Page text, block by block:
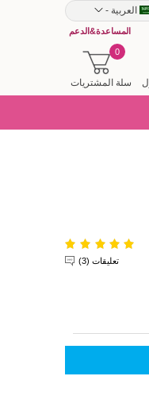
العربية -
المساعدة&الدعم
سلة المشتريات
0
تعليقات (3)